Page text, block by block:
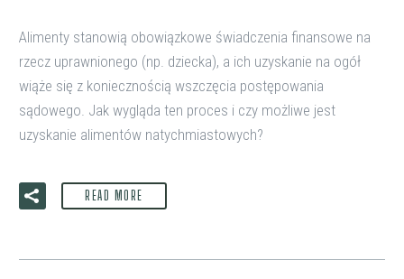
Alimenty stanowią obowiązkowe świadczenia finansowe na
rzecz uprawnionego (np. dziecka), a ich uzyskanie na ogół
wiąże się z koniecznością wszczęcia postępowania
sądowego. Jak wygląda ten proces i czy możliwe jest
uzyskanie alimentów natychmiastowych?
READ MORE